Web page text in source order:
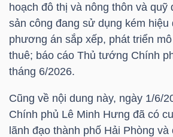
hoạch đô thị và nông thôn và quỹ
sản công đang sử dụng kém hiệu
phương án sắp xếp, phát triển
thuê; báo cáo Thủ tướng Chính
tháng 6/2026.
Cũng về nội dung này, ngày 1/6/
Chính phủ Lê Minh Hưng đã có
lãnh đạo thành phố Hải Phòng và
DOANH
NGHIỆP
PHIẾU